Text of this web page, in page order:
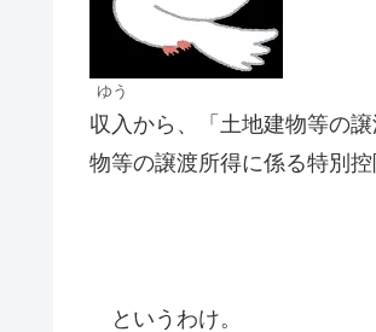
ゆう
収入から、「土地建物等の
物等の譲渡所得に係る特別
というわけ。